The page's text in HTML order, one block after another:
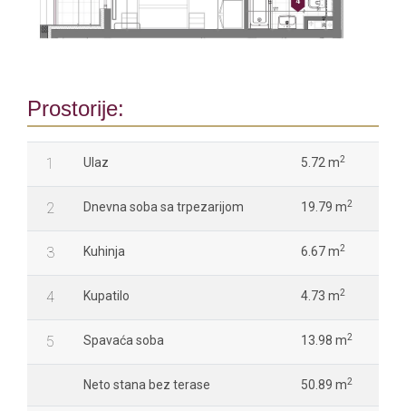
Prostorije:
1 Ulaz 5.72 m2
2 Dnevna soba sa trpezarijom 19.79 m2
3 Kuhinja 6.67 m2
4 Kupatilo 4.73 m2
5 Spavaća soba 13.98 m2
Neto stana bez terase 50.89 m2